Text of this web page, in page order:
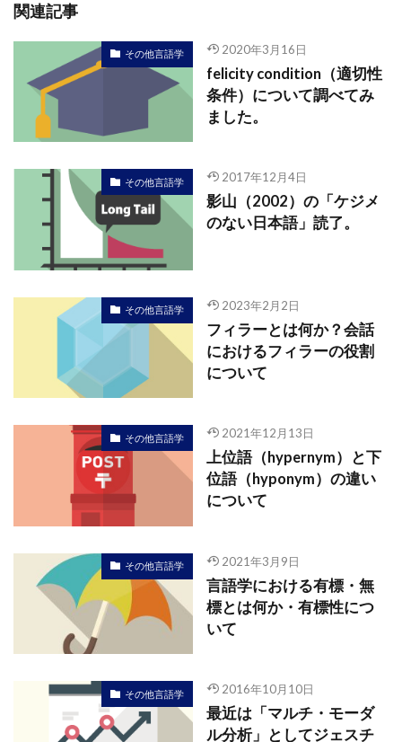
関連記事
その他言語学 2020年3月16日
felicity condition（適切性
条件）について調べてみ
ました。
その他言語学 2017年12月4日
影山（2002）の「ケジメ
のない日本語」読了。
その他言語学 2023年2月2日
フィラーとは何か？会話
におけるフィラーの役割
について
その他言語学 2021年12月13日
上位語（hypernym）と下
位語（hyponym）の違い
について
その他言語学 2021年3月9日
言語学における有標・無
標とは何か・有標性につ
いて
その他言語学 2016年10月10日
最近は「マルチ・モーダ
ル分析」としてジェスチ